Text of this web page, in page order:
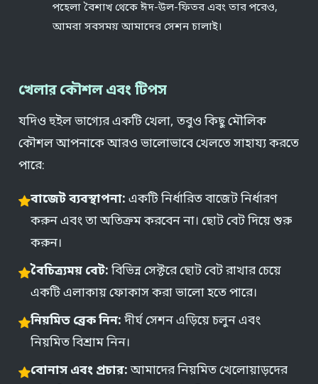
পহেলা বৈশাখ থেকে ঈদ-উল-ফিতর এবং তার পরেও,
আমরা সবসময় আমাদের সেশন চালাই।
খেলার কৌশল এবং টিপস
যদিও হুইল ভাগ্যের একটি খেলা, তবুও কিছু মৌলিক
কৌশল আপনাকে আরও ভালোভাবে খেলতে সাহায্য করতে
পারে:
বাজেট ব্যবস্থাপনা: একটি নির্ধারিত বাজেট নির্ধারণ
করুন এবং তা অতিক্রম করবেন না। ছোট বেট দিয়ে শুরু
করুন।
বৈচিত্র্যময় বেট: বিভিন্ন সেক্টরে ছোট বেট রাখার চেয়ে
একটি এলাকায় ফোকাস করা ভালো হতে পারে।
নিয়মিত ব্রেক নিন: দীর্ঘ সেশন এড়িয়ে চলুন এবং
নিয়মিত বিশ্রাম নিন।
বোনাস এবং প্রচার:আমাদের নিয়মিত খেলোয়াড়দের